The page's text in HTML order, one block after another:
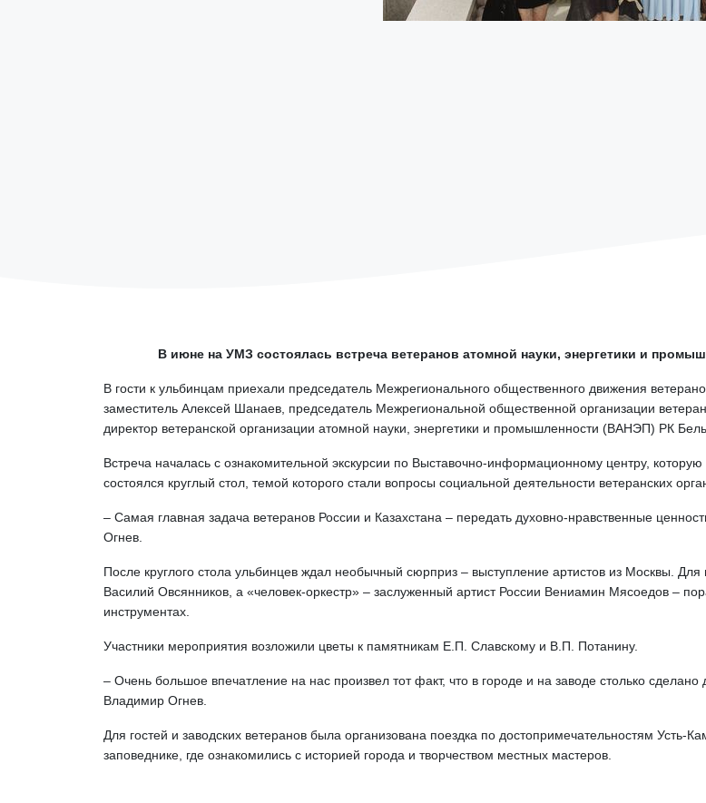
В июне на УМЗ состоялась встреча ветеранов атомной науки, энергетики и
В гости к ульбинцам приехали председатель Межрегионального общественного движения
заместитель Алексей Шанаев, председатель Межрегиональной общественной организации
директор ветеранской организации атомной науки, энергетики и промышленности (ВАНЭП) РК
Встреча началась с ознакомительной экскурсии по Выставочно-информационному центру,
состоялся круглый стол, темой которого стали вопросы социальной деятельности ветеранских
– Самая главная задача ветеранов России и Казахстана – передать духовно-нравственные
Огнев.
После круглого стола ульбинцев ждал необычный сюрприз – выступление артистов из Москвы.
Василий Овсянников, а «человек-оркестр» – заслуженный артист России Вениамин Мясоедов –
инструментах.
Участники мероприятия возложили цветы к памятникам Е.П. Славскому и В.П. Потанину.
– Очень большое впечатление на нас произвел тот факт, что в городе и на заводе столько
Владимир Огнев.
Для гостей и заводских ветеранов была организована поездка по достопримечательностям Усть-
заповеднике, где ознакомились с историей города и творчеством местных мастеров.